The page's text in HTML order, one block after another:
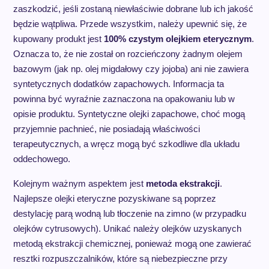
zaszkodzić, jeśli zostaną niewłaściwie dobrane lub ich jakość
będzie wątpliwa. Przede wszystkim, należy upewnić się, że
kupowany produkt jest 100% czystym olejkiem eterycznym.
Oznacza to, że nie został on rozcieńczony żadnym olejem
bazowym (jak np. olej migdałowy czy jojoba) ani nie zawiera
syntetycznych dodatków zapachowych. Informacja ta
powinna być wyraźnie zaznaczona na opakowaniu lub w
opisie produktu. Syntetyczne olejki zapachowe, choć mogą
przyjemnie pachnieć, nie posiadają właściwości
terapeutycznych, a wręcz mogą być szkodliwe dla układu
oddechowego.
Kolejnym ważnym aspektem jest metoda ekstrakcji.
Najlepsze olejki eteryczne pozyskiwane są poprzez
destylację parą wodną lub tłoczenie na zimno (w przypadku
olejków cytrusowych). Unikać należy olejków uzyskanych
metodą ekstrakcji chemicznej, ponieważ mogą one zawierać
resztki rozpuszczalników, które są niebezpieczne przy